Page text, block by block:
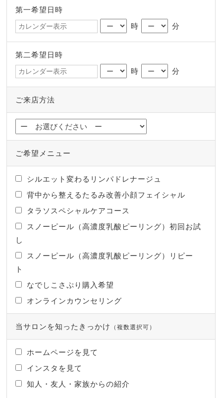
第一希望日時
時
分
第二希望日時
時
分
ご来店方法
ご希望メニュー
シルエット変わるリンパドレナージュ
背中から整えるたるみ改善小顔フェイシャル
タラソスペシャルケアコース
スノーピール（高濃度乳酸ピーリング）初回お試
し
スノーピール（高濃度乳酸ピーリング）リピー
ト
なでしこさぷり購入希望
オンラインカウンセリング
当サロンを知ったきっかけ （複数選択可）
ホームページを見て
インスタを見て
知人・友人・家族からの紹介